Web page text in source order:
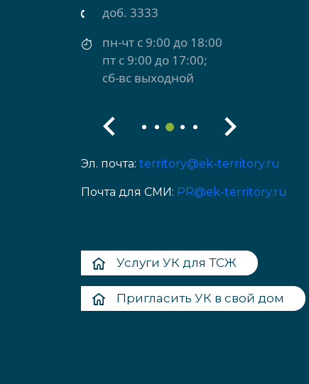
доб. 3333
пн-чт с 9:00 до 18:00
пт с 9:00 до 17:00;
сб-вс выходной
Эл. почта: territory@ek-territory.ru
Почта для СМИ: PR@ek-territory.ru
Услуги УК для ТСЖ
Пригласить УК в свой дом